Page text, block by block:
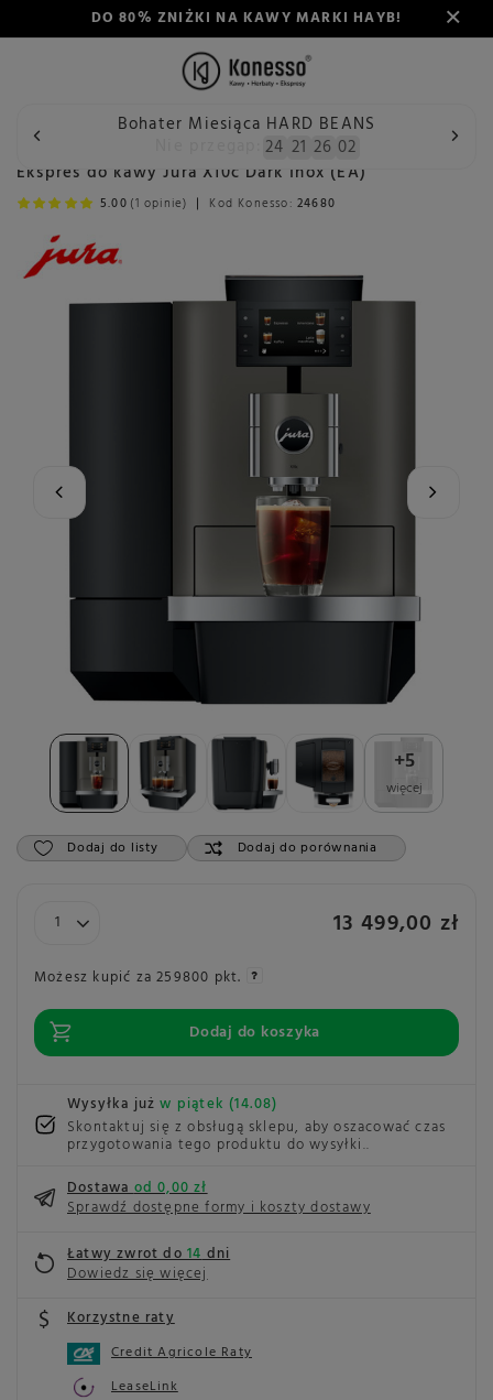
DO 80% ZNIŻKI NA KAWY MARKI HAYB!
Bohater Miesiąca HARD BEANS
24 21 26 01
Wstecz Konesso Ekspresy do kawy Producent Jura
+5
więcej
Ekspres do kawy Jura X10c Dark Inox (EA)
5.00 (1 opinie) Kod Konesso: 24680
Dodaj do listy Dodaj do porównania
13 499,00 zł
Możesz kupić za259800 pkt.
Dodaj do koszyka
Wysyłka jużw piątek (14.08)
Skontaktuj się z obsługą sklepu, aby oszacować czas
przygotowania tego produktu do wysyłki.
Dostawaod 0,00 zł
Sprawdź dostępne formy i koszty dostawy
Łatwy zwrot do14dni
Dowiedz się więcej
Korzystne raty
Credit Agricole Raty
LeaseLink